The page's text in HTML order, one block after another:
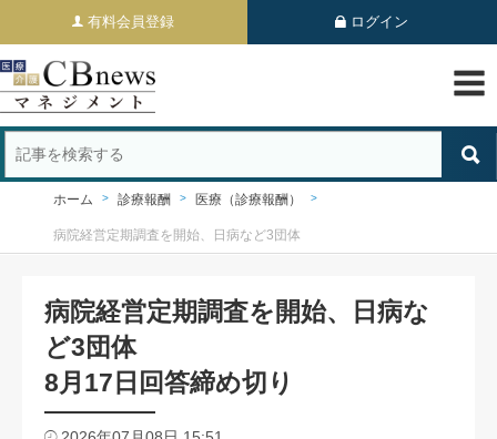
有料会員登録 ログイン
ホーム 診療報酬 医療（診療報酬）
病院経営定期調査を開始、日病など3団体
病院経営定期調査を開始、日病な
ど3団体
8月17日回答締め切り